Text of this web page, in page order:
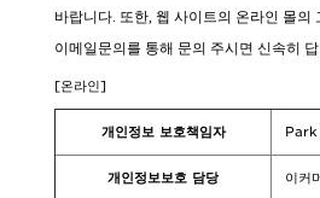
바랍니다. 또한, 웹 사이트의 온라인 몰의
이메일문의를 통해 문의 주시면 신속히
[온라인]
개인정보 보호책임자
개인정보보호 담당 이커